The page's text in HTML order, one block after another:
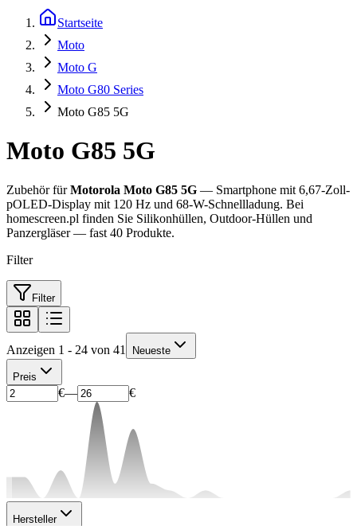
Startseite
Moto
Moto G
Moto G80 Series
Moto G85 5G
Moto G85 5G
Zubehör fürMotorola Moto G85 5G — Smartphone mit 6,67-Zoll-
pOLED-Display mit 120 Hz und 68-W-Schnellladung. Bei
homescreen.pl finden Sie Silikonhüllen, Outdoor-Hüllen und
Panzergläser — fast 40 Produkte.
Filter
Filter
Anzeigen 1 - 24 von 41 Neueste
Preis
€— €
Hersteller